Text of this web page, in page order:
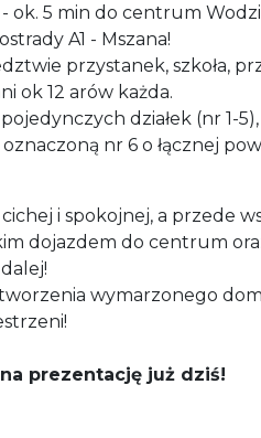
ok. 5 min do centrum
A1 - Mszana!
przystanek, szkoła,
ok 12 arów każda.
działek (nr 1-5),
nr 6 o łącznej
cichej i spokojnej, a przede
dojazdem do centrum
wymarzonego
prezentację już dziś!